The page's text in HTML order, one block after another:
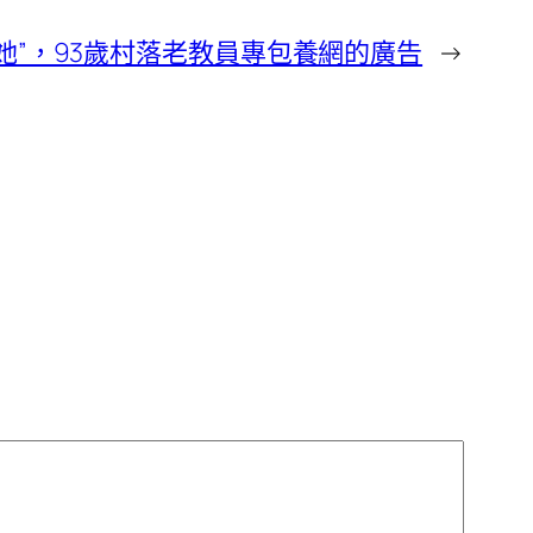
”，93歲村落老教員專包養網的廣告 →